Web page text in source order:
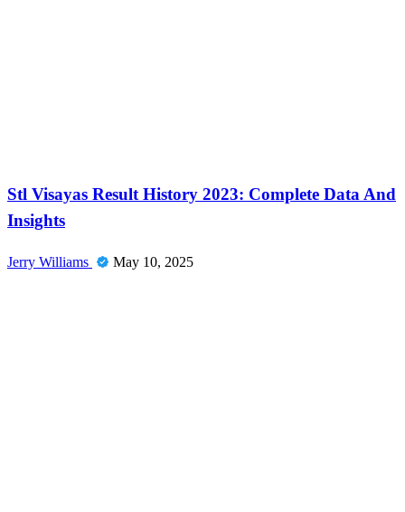
Stl Visayas Result History 2023: Complete Data And
Insights
Jerry Williams May 10, 2025